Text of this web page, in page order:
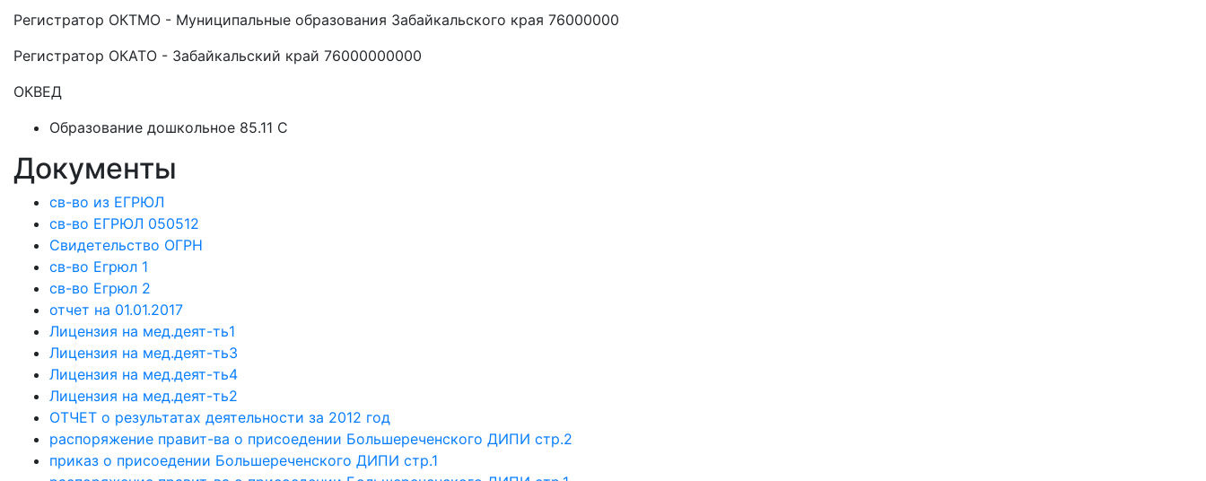
Регистратор ОКТМО - Муниципальные образования Забайкальского края 76000000
Регистратор ОКАТО - Забайкальский край 76000000000
ОКВЕД
Образование дошкольное 85.11 C
Документы
св-во из ЕГРЮЛ
св-во ЕГРЮЛ 050512
Свидетельство ОГРН
св-во Егрюл 1
св-во Егрюл 2
отчет на 01.01.2017
Лицензия на мед.деят-ть1
Лицензия на мед.деят-ть3
Лицензия на мед.деят-ть4
Лицензия на мед.деят-ть2
ОТЧЕТ о результатах деятельности за 2012 год
распоряжение правит-ва о присоедении Большереченского ДИПИ стр.2
приказ о присоедении Большереченского ДИПИ стр.1